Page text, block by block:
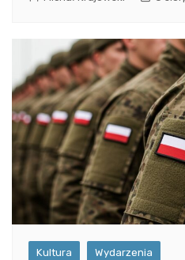
Kultura Wydarzenia